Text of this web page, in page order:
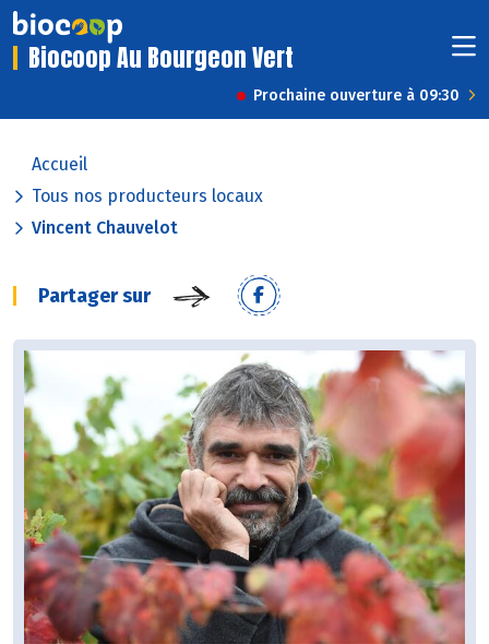
Biocoop Au Bourgeon Vert
Prochaine ouverture à 09:30
Accueil
Tous nos producteurs locaux
Vincent Chauvelot
Partager sur